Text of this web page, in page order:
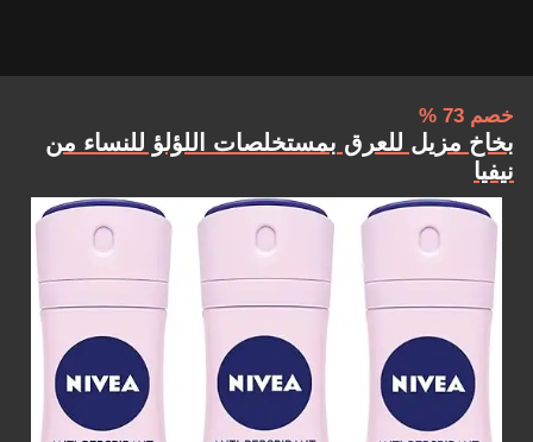
خصم 73 %
بخاخ مزيل للعرق بمستخلصات اللؤلؤ للنساء من
نيفيا